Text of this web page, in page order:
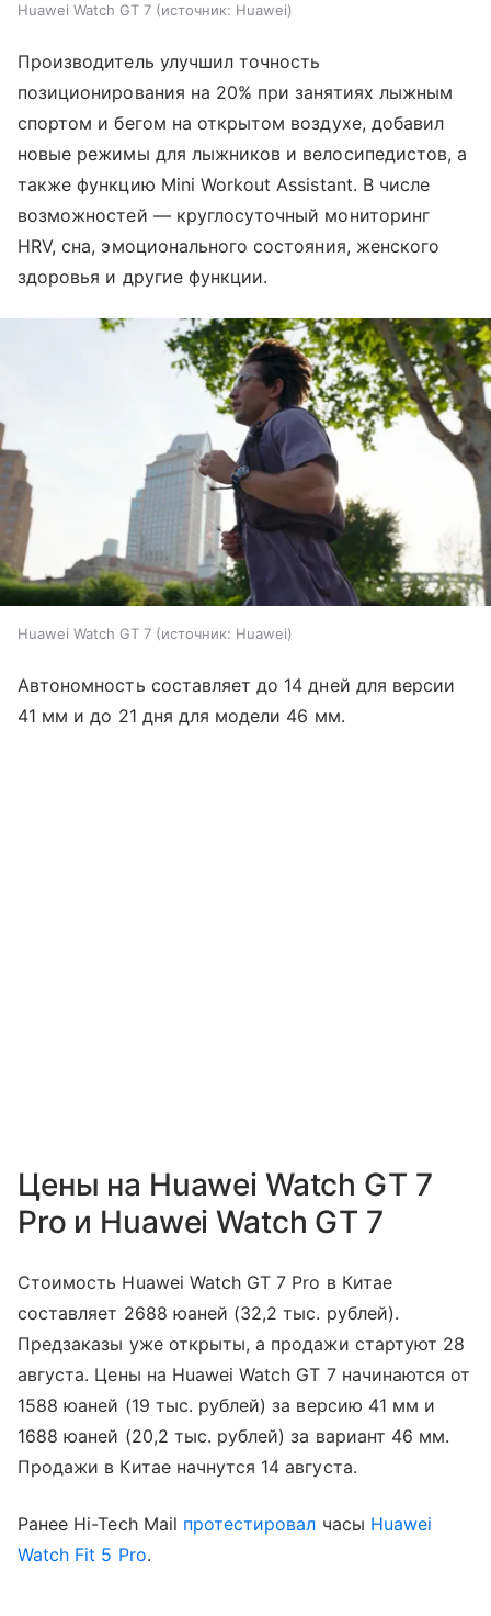
Huawei Watch GT 7 источник: Huawei
Производитель улучшил точность
позиционирования на 20% при занятиях лыжным
спортом и бегом на открытом воздухе, добавил
новые режимы для лыжников и велосипедистов, а
также функцию Mini Workout Assistant. В числе
возможностей — круглосуточный мониторинг
HRV, сна, эмоционального состояния, женского
здоровья и другие функции.
Huawei Watch GT 7 источник: Huawei
Автономность составляет до 14 дней для версии
41 мм и до 21 дня для модели 46 мм.
Цены на Huawei Watch GT 7
Pro и Huawei Watch GT 7
Стоимость Huawei Watch GT 7 Pro в Китае
составляет 2688 юаней (32,2 тыс. рублей).
Предзаказы уже открыты, а продажи стартуют 28
августа. Цены на Huawei Watch GT 7 начинаются от
1588 юаней (19 тыс. рублей) за версию 41 мм и
1688 юаней (20,2 тыс. рублей) за вариант 46 мм.
Продажи в Китае начнутся 14 августа.
Ранее Hi-Tech Mail протестировал часы Huawei
Watch Fit 5 Pro.